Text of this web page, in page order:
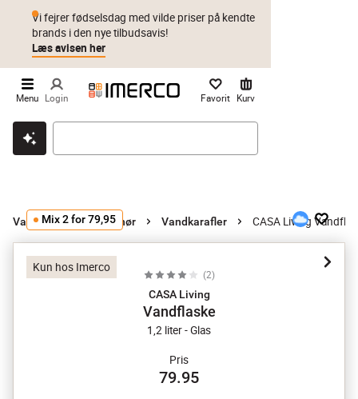
Klik & hent Byt i 1 år Prismatch
Vi fejrer fødselsdag med vilde priser på kendte
brands i den nye tilbudsavis!
Læs avisen her
Menu Login Favorit Kurv
Vandkarafler og tilbehør Vandkarafler CASA Living
Kun hos Imerco
Mix 2 for 79,95
(2)
CASA Living
Vandflaske
1,2 liter - Glas
Pris
79.95